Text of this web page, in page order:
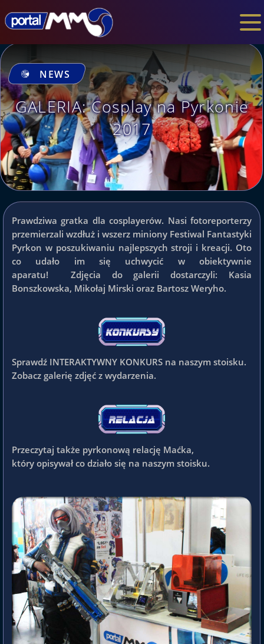
NEWS
GALERIA: Cosplay na Pyrkonie
2017
Prawdziwa gratka dla cosplayerów. Nasi fotoreporterzy
przemierzali wzdłuż i wszerz miniony Festiwal Fantastyki
Pyrkon w poszukiwaniu najlepszych stroji i kreacji. Oto
co udało im się uchwycić w obiektywnie
aparatu! Zdjęcia do galerii dostarczyli: Kasia
Bonszkowska, Mikołaj Mirski oraz Bartosz Weryho.
Sprawdź INTERAKTYWNY KONKURS na naszym stoisku.
Zobacz galerię zdjęć z wydarzenia.
Przeczytaj także pyrkonową relację Maćka,
który opisywał co działo się na naszym stoisku.